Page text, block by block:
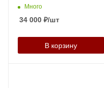
Много
34 000 ₽/шт
В корзину